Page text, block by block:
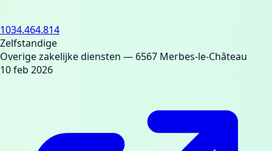
1034.464.814
Zelfstandige
Overige zakelijke diensten — 6567 Merbes-le-Château
10 feb 2026